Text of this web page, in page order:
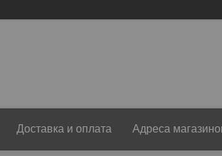
Доставка и оплата Адреса